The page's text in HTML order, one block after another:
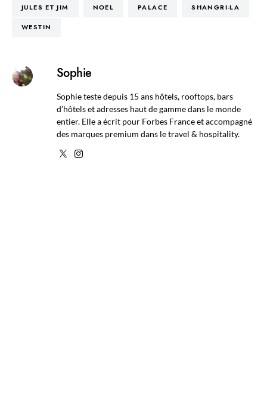
JULES ET JIM NOEL PALACE SHANGRI-LA
WESTIN
Sophie
Sophie teste depuis 15 ans hôtels, rooftops, bars
d’hôtels et adresses haut de gamme dans le monde
entier. Elle a écrit pour Forbes France et accompagné
des marques premium dans le travel & hospitality.